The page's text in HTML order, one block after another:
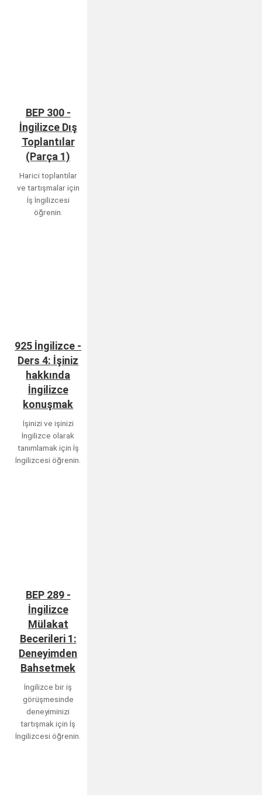
BEP 300 -
İngilizce Dış
Toplantılar
(Parça 1)
Harici toplantılar
ve tartışmalar için
İş İngilizcesi
öğrenin.
925 İngilizce -
Ders 4: İşiniz
hakkında
İngilizce
konuşmak
İşinizi ve işinizi
İngilizce olarak
tanımlamak için İş
İngilizcesi öğrenin.
BEP 289 -
İngilizce
Mülakat
Becerileri 1:
Deneyimden
Bahsetmek
İngilizce bir iş
görüşmesinde
deneyiminizi
tartışmak için İş
İngilizcesi öğrenin.